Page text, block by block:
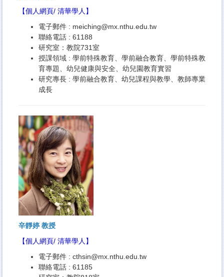
【個人網頁/ 清華學人 】
電子郵件 : meiching@mx.nthu.edu.tw
聯絡電話 : 61188
研究室：教院731室
授課領域 : 學前特殊教育、學前融合教育、學前特殊教
育專題、幼兒健康與安全、幼兒園教育實習
研究專長 : 學前融合教育、幼兒課程與教學、教師專業
成長
辛靜婷 教授
【個人網頁/ 清華學人 】
電子郵件 : cthsin@mx.nthu.edu.tw
聯絡電話 : 61185